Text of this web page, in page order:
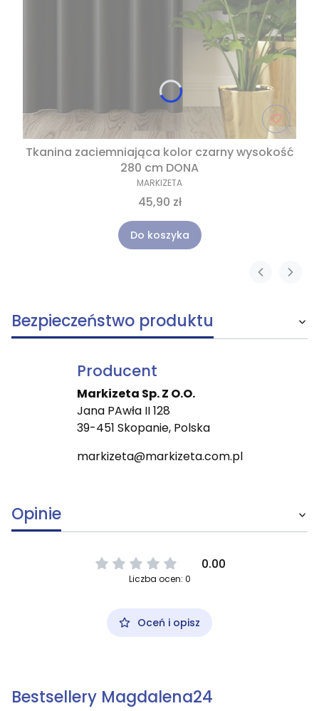
Tkanina zaciemniająca kolor czarny wysokość
280 cm DONA
MARKIZETA
45,90 zł
Do koszyka
Bezpieczeństwo produktu
Producent
Markizeta Sp. Z O.O.
Jana PAwła II 128
39-451 Skopanie, Polska
markizeta@markizeta.com.pl
Opinie
0.00
Liczba ocen: 0
Oceń i opisz
Bestsellery Magdalena24